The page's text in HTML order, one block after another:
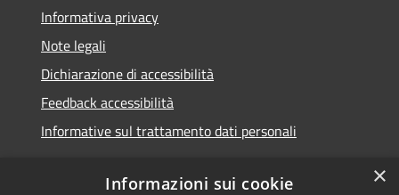
Informativa privacy
Note legali
Dichiarazione di accessibilità
Feedback accessibilità
Informative sul trattamento dati personali
×
Informazioni sui cookie